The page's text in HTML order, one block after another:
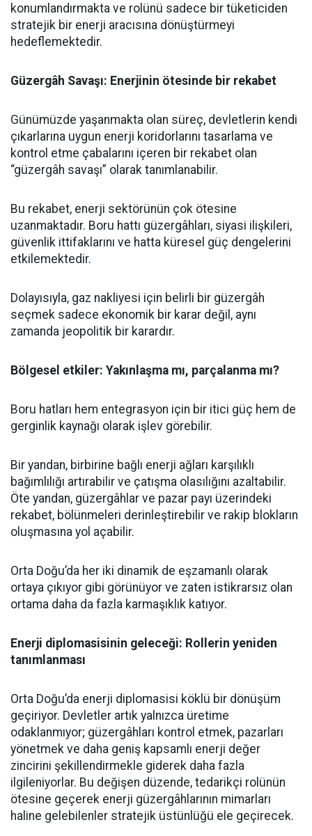
konumlandırmakta ve rolünü sadece bir tüketiciden
stratejik bir enerji aracısına dönüştürmeyi
hedeflemektedir.
Güzergâh Savaşı: Enerjinin ötesinde bir rekabet
Günümüzde yaşanmakta olan süreç, devletlerin kendi
çıkarlarına uygun enerji koridorlarını tasarlama ve
kontrol etme çabalarını içeren bir rekabet olan
“güzergâh savaşı” olarak tanımlanabilir.
Bu rekabet, enerji sektörünün çok ötesine
uzanmaktadır. Boru hattı güzergâhları, siyasi ilişkileri,
güvenlik ittifaklarını ve hatta küresel güç dengelerini
etkilemektedir.
Dolayısıyla, gaz nakliyesi için belirli bir güzergâh
seçmek sadece ekonomik bir karar değil, aynı
zamanda jeopolitik bir karardır.
Bölgesel etkiler: Yakınlaşma mı, parçalanma mı?
Boru hatları hem entegrasyon için bir itici güç hem de
gerginlik kaynağı olarak işlev görebilir.
Bir yandan, birbirine bağlı enerji ağları karşılıklı
bağımlılığı artırabilir ve çatışma olasılığını azaltabilir.
Öte yandan, güzergâhlar ve pazar payı üzerindeki
rekabet, bölünmeleri derinleştirebilir ve rakip blokların
oluşmasına yol açabilir.
Orta Doğu’da her iki dinamik de eşzamanlı olarak
ortaya çıkıyor gibi görünüyor ve zaten istikrarsız olan
ortama daha da fazla karmaşıklık katıyor.
Enerji diplomasisinin geleceği: Rollerin yeniden
tanımlanması
Orta Doğu’da enerji diplomasisi köklü bir dönüşüm
geçiriyor. Devletler artık yalnızca üretime
odaklanmıyor; güzergâhları kontrol etmek, pazarları
yönetmek ve daha geniş kapsamlı enerji değer
zincirini şekillendirmekle giderek daha fazla
ilgileniyorlar. Bu değişen düzende, tedarikçi rolünün
ötesine geçerek enerji güzergâhlarının mimarları
haline gelebilenler stratejik üstünlüğü ele geçirecek.